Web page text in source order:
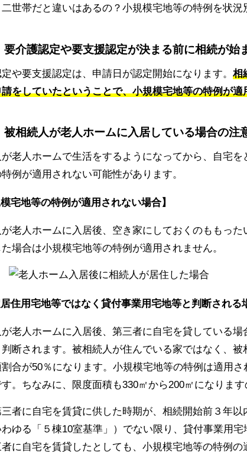
世帯だと違いはあるの？小規模宅地等の特例を状況
要介護認定や要支援認定が決まる前に相続が始
や要支援認定は、申請日が認定開始になります。 相
をしていたということで、小規模宅地等の特例が適
被相続人が老人ホームに入居している場合の注
老人ホームで生活をするようになってから、自宅
例が適用されない可能性があります。
模宅地等の特例が適用されない場合】
老人ホームに入居後、空き家にしておくのももっ
場合は小規模宅地等の特例が適用されません。
居住用宅地等ではなく貸付事業用宅地等と判断される
老人ホームに入居後、第三者に自宅を貸している
断されます。被相続人が住んでいる家ではなく、
割合が50％になります。小規模宅地等の特例は適用
。ちなみに、限度面積も330㎡から200㎡になります
者に自宅を賃貸に供した時期が、相続開始前３年
ゆる「５棟10室基準」）でない限り、貸付事業用
に自宅を賃貸したとしても、小規模宅地等の特例